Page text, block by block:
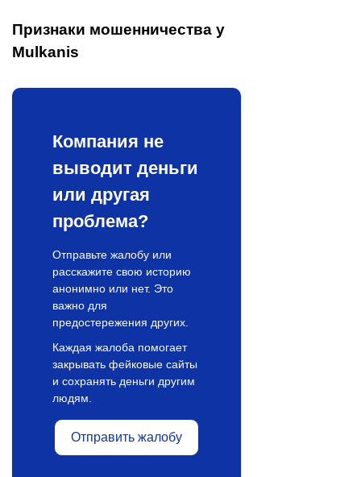
Признаки мошенничества у
Mulkanis
Компания не
выводит деньги
или другая
проблема?
Отправьте жалобу или
расскажите свою историю
анонимно или нет. Это
важно для
предостережения других.
Каждая жалоба помогает
закрывать фейковые сайты
и сохранять деньги другим
людям.
Отправить жалобу